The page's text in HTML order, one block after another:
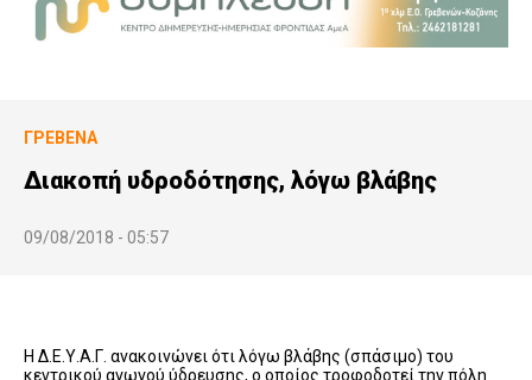
ΓΡΕΒΕΝΆ
Διακοπή υδροδότησης, λόγω βλάβης
09/08/2018 - 05:57
Η Δ.Ε.Υ.Α.Γ. ανακοινώνει ότι λόγω βλάβης (σπάσιμο) του
κεντρικού αγωγού ύδρευσης, ο οποίος τροφοδοτεί την πόλη